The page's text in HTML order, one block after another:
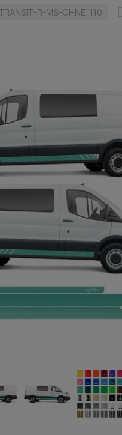
R-MS-OHNE-110